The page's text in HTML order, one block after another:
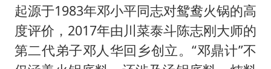
起源于1983年邓小平同志对鸳鸯火锅的高
度评价，2017年由川菜泰斗陈志刚大师的
第二代弟子邓人华回乡创立。“邓鼎计”不